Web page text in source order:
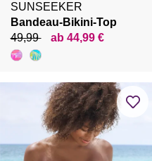
SUNSEEKER
Bandeau-Bikini-Top
49,99
ab 44,99 €